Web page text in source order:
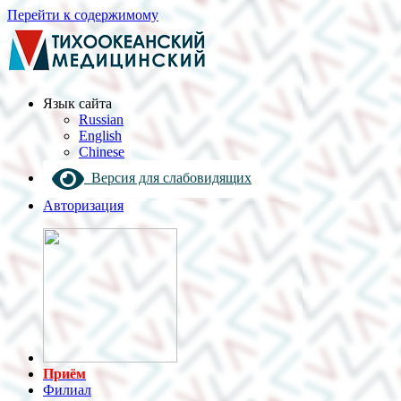
Перейти к содержимому
Язык cайта
Russian
English
Chinese
Версия для слабовидящих
Авторизация
Приём
Филиал